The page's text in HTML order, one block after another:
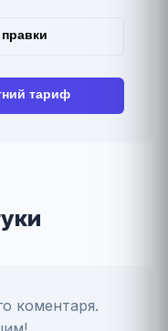
тариф
коментаря.